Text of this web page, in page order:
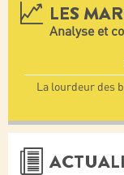
LES
Analyse et
La lourdeur des